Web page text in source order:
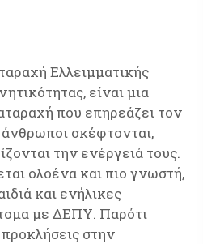
Ελλειμματικής
είναι μια
που επηρεάζει τον
σκέφτονται,
την ενέργειά τους.
ολοένα και πιο γνωστή,
και ενήλικες
με ΔΕΠΥ. Παρότι
στην